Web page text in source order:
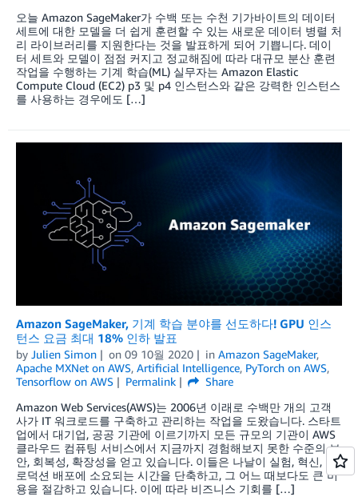
오늘 Amazon SageMaker가 수백 또는 수천 기가바이트의 데이터
세트에 대한 모델을 더 쉽게 훈련할 수 있는 새로운 데이터 병렬 처
리 라이브러리를 지원한다는 것을 발표하게 되어 기쁩니다. 데이
터 세트와 모델이 점점 커지고 정교해짐에 따라 대규모 분산 훈련
작업을 수행하는 기계 학습(ML) 실무자는 Amazon Elastic
Compute Cloud (EC2) p3 및 p4 인스턴스와 같은 강력한 인스턴스
를 사용하는 경우에도 […]
Amazon SageMaker, 기계 학습 분야를 선도하다! GPU 인스
턴스 요금 최대 18% 인하 발표
by Julien Simon on 09 10월 2020 in Amazon SageMaker,
Apache MXNet on AWS, Artificial Intelligence, PyTorch on AWS,
Tensorflow on AWS
Permalink
Share
Amazon Web Services(AWS)는 2006년 이래로 수백만 개의 고객
사가 IT 워크로드를 구축하고 관리하는 작업을 도왔습니다. 스타트
업에서 대기업, 공공 기관에 이르기까지 모든 규모의 기관이 AWS
클라우드 컴퓨팅 서비스에서 지금까지 경험해보지 못한 수준의 보
안, 회복성, 확장성을 얻고 있습니다. 이들은 나날이 실험, 혁신, 프
로덕션 배포에 소요되는 시간을 단축하고, 그 어느 때보다도 큰 비
용을 절감하고 있습니다. 이에 따라 비즈니스 기회를 […]